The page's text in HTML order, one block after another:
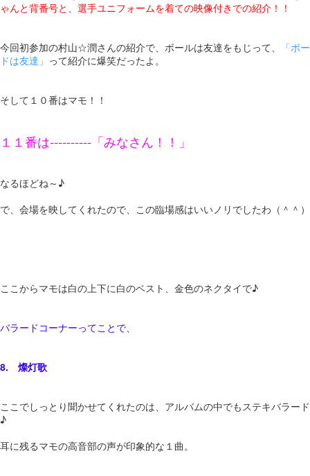
ゃんと背番号と、選手ユニフォームを着ての映像付きでの紹介！！
今回初参加の村山☆潤さんの紹介で、ボールは友達をもじって、
「ボー
ドは友達」 って紹介に爆笑だったよ。
そして１０番はマモ！！
１１番は----------「みなさん！！」
なるほどね～♪
で、会場を映してくれたので、この臨場感はいいノリでしたわ（＾＾）
ここからマモは白の上下に白のベスト、金色のネクタイで♪
バラードコーナーってことで、
8. 燦灯歌
ここでしっとり聞かせてくれたのは、アルバムの中でもステキバラード
♪
耳に残るマモの高音部の声が印象的な１曲。